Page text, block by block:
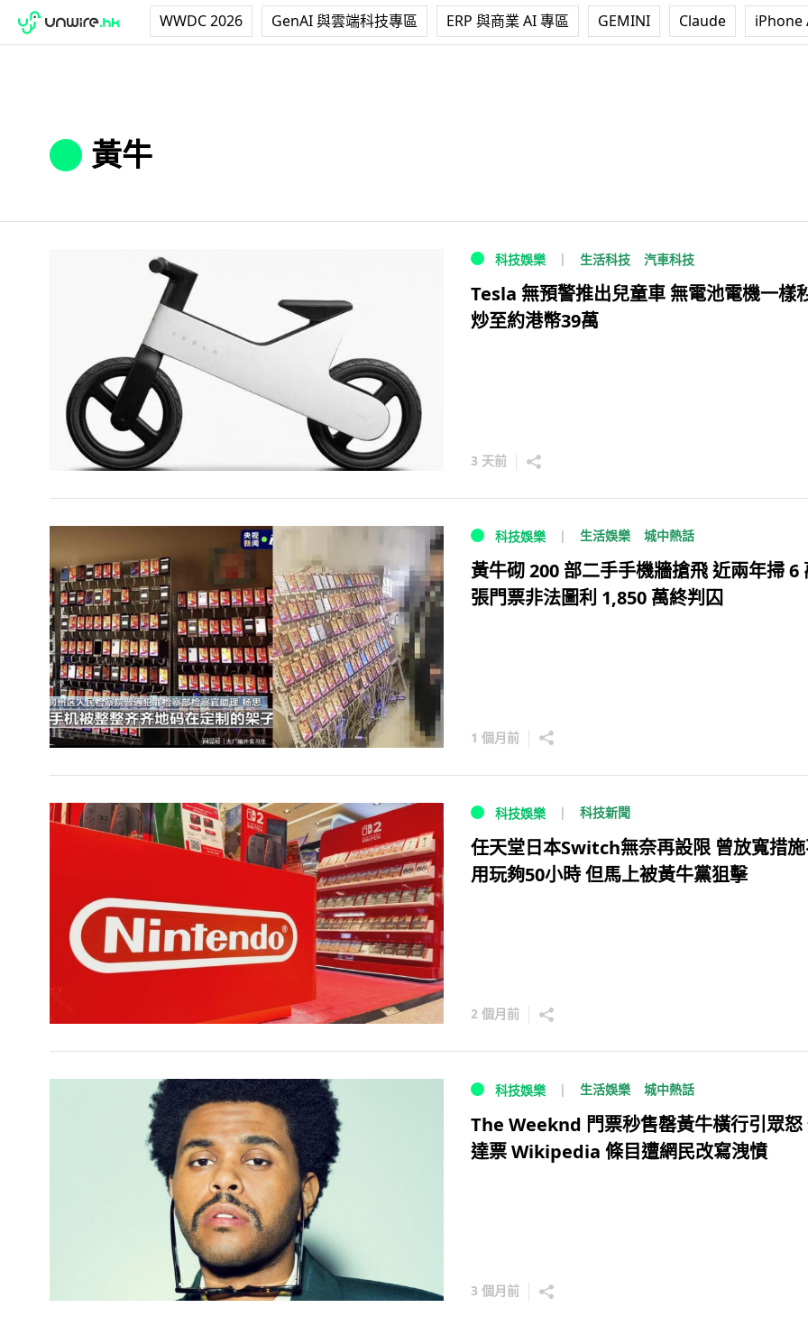
WWDC 2026 GenAI 與雲端科技專區 ERP 與商業 AI 專區 GEMINI Claude iPhone
黃牛
科技娛樂 生活科技 汽車科技
Tesla 無預警推出兒童車 無電池電機一樣
炒至約港幣39萬
3 天前
科技娛樂 生活娛樂 城中熱話
黃牛砌 200 部二手手機牆搶飛 近兩年掃 6
張門票非法圖利 1,850 萬終判囚
1 個月前
科技娛樂 科技新聞
任天堂日本Switch無奈再設限 曾放寬措
用玩夠50小時 但馬上被黃牛黨狙擊
2 個月前
科技娛樂 生活娛樂 城中熱話
The Weeknd 門票秒售罄黃牛橫行引眾怒
達票 Wikipedia 條目遭網民改寫洩憤
3 個月前